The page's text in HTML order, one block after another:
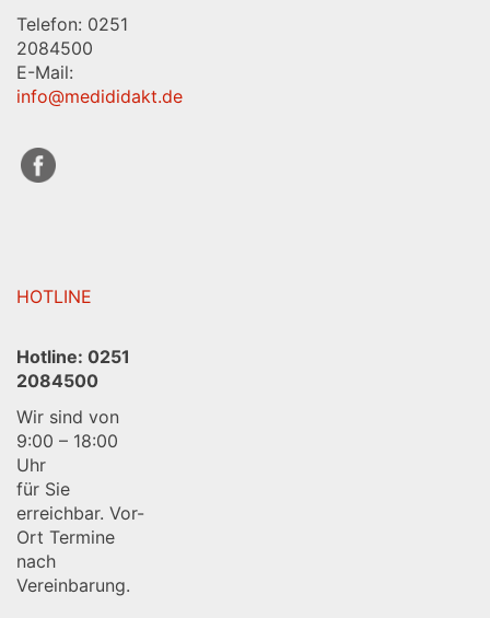
Telefon: 0251
2084500
E-Mail:
info@medididakt.de
HOTLINE
Hotline: 0251
2084500
Wir sind von
9:00 – 18:00
Uhr
für Sie
erreichbar. Vor-
Ort Termine
nach
Vereinbarung.